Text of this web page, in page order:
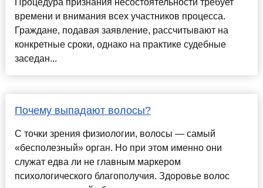
времени и внимания всех участников процесса.
Граждане, подавая заявление, рассчитывают на
конкретные сроки, однако на практике судебные
заседан...
Почему выпадают волосы?
С точки зрения физиологии, волосы — самый
«бесполезный» орган. Но при этом именно они
служат едва ли не главным маркером
психологического благополучия. Здоровье волос